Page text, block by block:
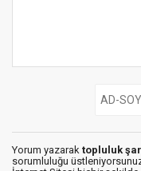
Yorum yazarak topluluk
sorumluluğu